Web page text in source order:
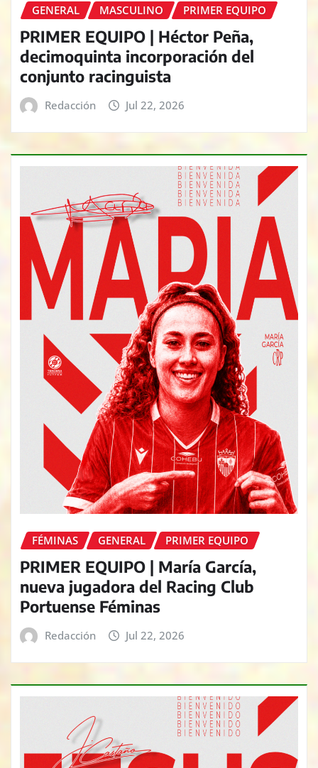
GENERAL MASCULINO PRIMER EQUIPO
PRIMER EQUIPO | Héctor Peña,
decimoquinta incorporación del
conjunto racinguista
Redacción Jul 22, 2026
FÉMINAS GENERAL PRIMER EQUIPO
PRIMER EQUIPO | María García,
nueva jugadora del Racing Club
Portuense Féminas
Redacción Jul 22, 2026